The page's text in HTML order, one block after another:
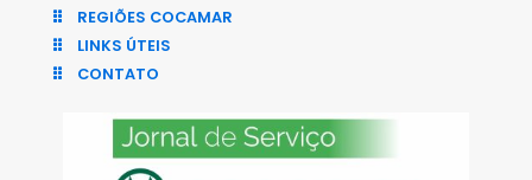
REGIÕES COCAMAR
LINKS ÚTEIS
CONTATO